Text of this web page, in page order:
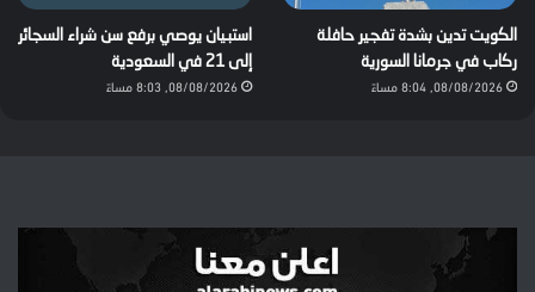
الكويت تدين بشدة تفجير حافلة
ركاب في جرمانا السورية
08/08/2026, 8:04 مساءً
استبيان يوصي برفع سن شراء السجائر
إلى 21 في السعودية
08/08/2026, 8:03 مساءً